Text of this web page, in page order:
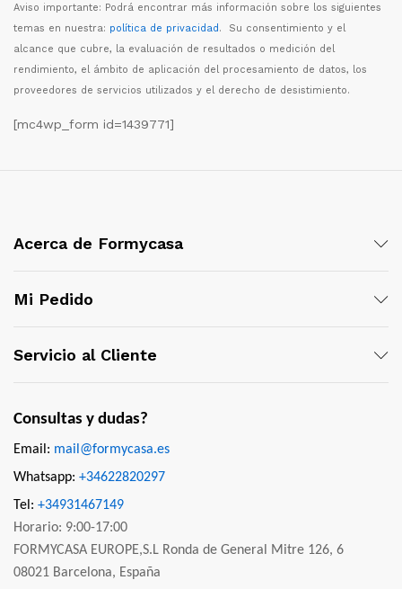
Aviso importante: Podrá encontrar más información sobre los siguientes
temas en nuestra: política de privacidad. Su consentimiento y el
alcance que cubre, la evaluación de resultados o medición del
rendimiento, el ámbito de aplicación del procesamiento de datos, los
proveedores de servicios utilizados y el derecho de desistimiento.
[mc4wp_form id=1439771]
Acerca de Formycasa
Mi Pedido
Servicio al Cliente
Consultas y dudas?
Email: mail@formycasa.es
Whatsapp: +34622820297
Tel: +34931467149
Horario: 9:00-17:00
FORMYCASA EUROPE,S.L Ronda de General Mitre 126, 6
08021 Barcelona, España